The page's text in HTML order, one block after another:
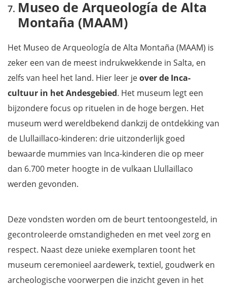
Museo de Arqueología de Alta
Montaña (MAAM)
Het Museo de Arqueología de Alta Montaña (MAAM) is
zeker een van de meest indrukwekkende in Salta, en
zelfs van heel het land. Hier leer jeover de Inca-
cultuur in het Andesgebied. Het museum legt een
bijzondere focus op rituelen in de hoge bergen. Het
museum werd wereldbekend dankzij de ontdekking van
de Llullaillaco-kinderen: drie uitzonderlijk goed
bewaarde mummies van Inca-kinderen die op meer
dan 6.700 meter hoogte in de vulkaan Llullaillaco
werden gevonden.
Deze vondsten worden om de beurt tentoongesteld, in
gecontroleerde omstandigheden en met veel zorg en
respect. Naast deze unieke exemplaren toont het
museum ceremonieel aardewerk, textiel, goudwerk en
archeologische voorwerpen die inzicht geven in het